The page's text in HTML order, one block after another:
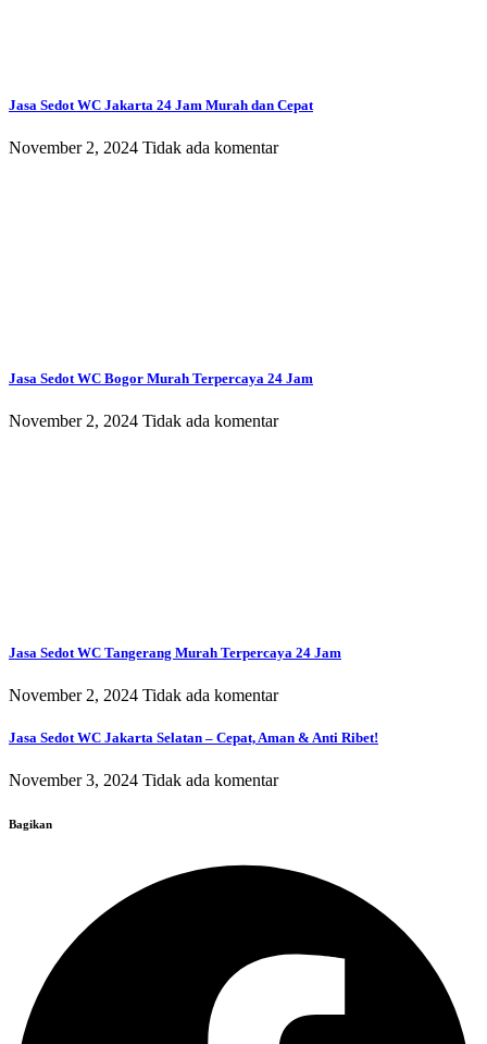
Jasa Sedot WC Jakarta 24 Jam Murah dan Cepat
November 2, 2024 Tidak ada komentar
Jasa Sedot WC Bogor Murah Terpercaya 24 Jam
November 2, 2024 Tidak ada komentar
Jasa Sedot WC Tangerang Murah Terpercaya 24 Jam
November 2, 2024 Tidak ada komentar
Jasa Sedot WC Jakarta Selatan – Cepat, Aman & Anti Ribet!
November 3, 2024 Tidak ada komentar
Bagikan